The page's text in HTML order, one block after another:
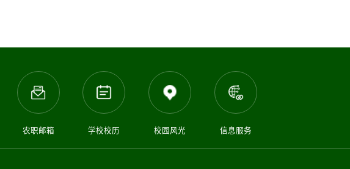
农职邮箱 学校校历 校园风光 信息服务